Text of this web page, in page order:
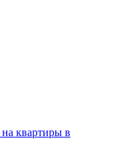
квартиры в